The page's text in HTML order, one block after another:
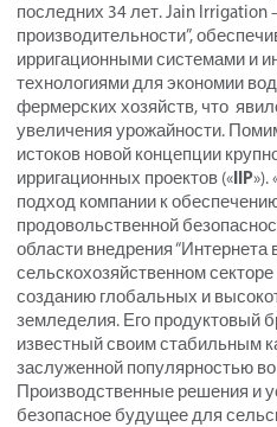
последних 34 лет. Jain
производительности”,
ирригационными системами и
технологиями для экономии
фермерских хозяйств, что
увеличения урожайности.
истоков новой концепции
ирригационных проектов («IIP»).
подход компании к
продовольственной
области внедрения “Интернета
сельскохозяйственном
созданию глобальных и
земледелия. Его продуктовый
известный своим стабильным
заслуженной популярностью
Производственные решения и
безопасное будущее для